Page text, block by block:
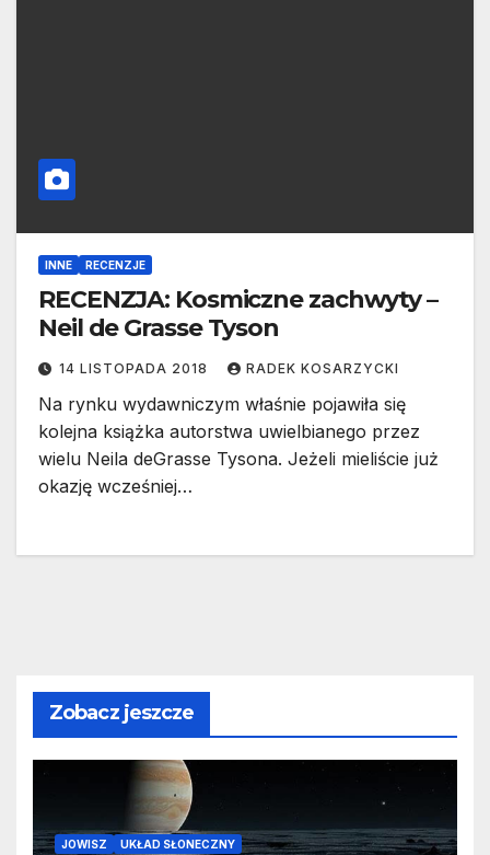
INNE RECENZJE
RECENZJA: Kosmiczne zachwyty –
Neil de Grasse Tyson
14 LISTOPADA 2018 RADEK KOSARZYCKI
Na rynku wydawniczym właśnie pojawiła się
kolejna książka autorstwa uwielbianego przez
wielu Neila deGrasse Tysona. Jeżeli mieliście już
okazję wcześniej…
Zobacz jeszcze
JOWISZ UKŁAD SŁONECZNY